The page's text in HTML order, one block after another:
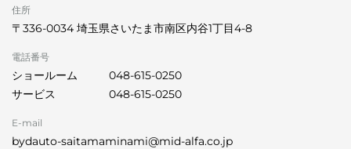
住所
〒336-0034 埼玉県さいたま市南区内谷1丁目4-8
電話番号
ショールーム
048-615-0250
サービス
048-615-0250
E-mail
bydauto-saitamaminami@mid-alfa.co.jp